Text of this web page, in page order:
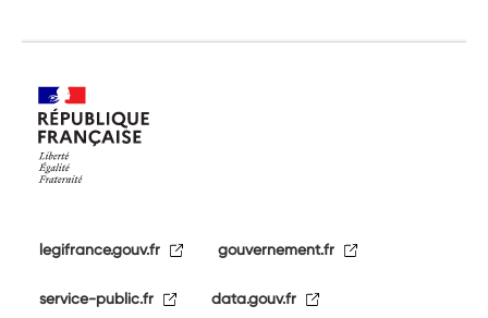
legifrance.gouv.fr gouvernement.fr
service-public.fr data.gouv.fr